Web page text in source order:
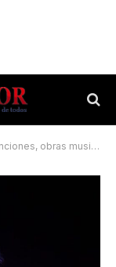
infantiles y conciertos